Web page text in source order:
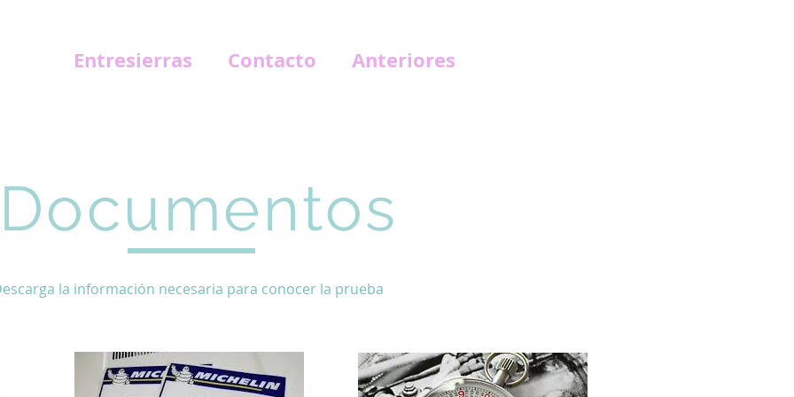
Entresierras Contacto Anteriores
la información necesaria para conocer la prueba